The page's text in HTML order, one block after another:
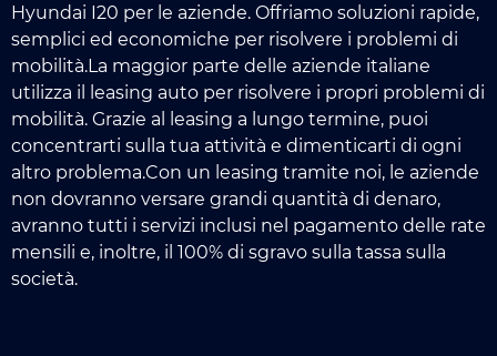
Hyundai I20 per le aziende. Offriamo soluzioni rapide,
semplici ed economiche per risolvere i problemi di
mobilità.La maggior parte delle aziende italiane
utilizza il leasing auto per risolvere i propri problemi di
mobilità. Grazie al leasing a lungo termine, puoi
concentrarti sulla tua attività e dimenticarti di ogni
altro problema.Con un leasing tramite noi, le aziende
non dovranno versare grandi quantità di denaro,
avranno tutti i servizi inclusi nel pagamento delle rate
mensili e, inoltre, il 100% di sgravo sulla tassa sulla
società.